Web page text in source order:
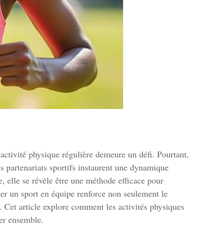
physique régulière demeure un défi. Pourtant,
partenariats sportifs instaurent une dynamique
elle se révèle être une méthode efficace pour
un sport en équipe renforce non seulement le
article explore comment les activités physiques
ensemble.